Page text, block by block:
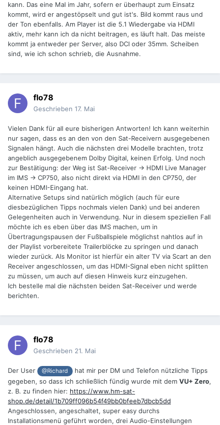
kann. Das eine Mal im Jahr, sofern er überhaupt zum Einsatz
kommt, wird er angestöpselt und gut ist's. Bild kommt raus und
der Ton ebenfalls. Am Player ist die 5.1 Wiedergabe via HDMI
aktiv, mehr kann ich da nicht beitragen, es läuft halt. Das meiste
kommt ja entweder per Server, also DCI oder 35mm. Scheiben
sind, wie ich schon schrieb, die Ausnahme.
flo78
Geschrieben 17. Mai
Vielen Dank für all eure bisherigen Antworten! Ich kann weiterhin
nur sagen, dass es an den von den Sat-Receivern ausgegebenen
Signalen hängt. Auch die nächsten drei Modelle brachten, trotz
angeblich ausgegebenem Dolby Digital, keinen Erfolg. Und noch
zur Bestätigung: der Weg ist Sat-Receiver -> HDMI Live Manager
im IMS -> CP750, also nicht direkt via HDMI in den CP750, der
keinen HDMI-Eingang hat.
Alternative Setups sind natürlich möglich (auch für eure
diesbezüglichen Tipps nochmals vielen Dank) und bei anderen
Gelegenheiten auch in Verwendung. Nur in diesem speziellen Fall
möchte ich es eben über das IMS machen, um in
Übertragungspausen der Fußballspiele möglichst nahtlos auf in
der Playlist vorbereitete Trailerblöcke zu springen und danach
wieder zurück. Als Monitor ist hierfür ein alter TV via Scart an den
Receiver angeschlossen, um das HDMI-Signal eben nicht splitten
zu müssen, um auch auf diesen Hinweis kurz einzugehen.
Ich bestelle mal die nächsten beiden Sat-Receiver und werde
berichten.
flo78
Geschrieben 21. Mai
Der User @Richard
hat mir per DM und Telefon nützliche Tipps
gegeben, so dass ich schließlich fündig wurde mit dem VU+ Zero,
z. B. zu finden hier: https://www.hm-sat-
shop.de/detail/1b709ff096b54f49bb0bfeeb7dbcb5dd
Angeschlossen, angeschaltet, super easy durchs
Installationsmenü geführt worden, drei Audio-Einstellungen